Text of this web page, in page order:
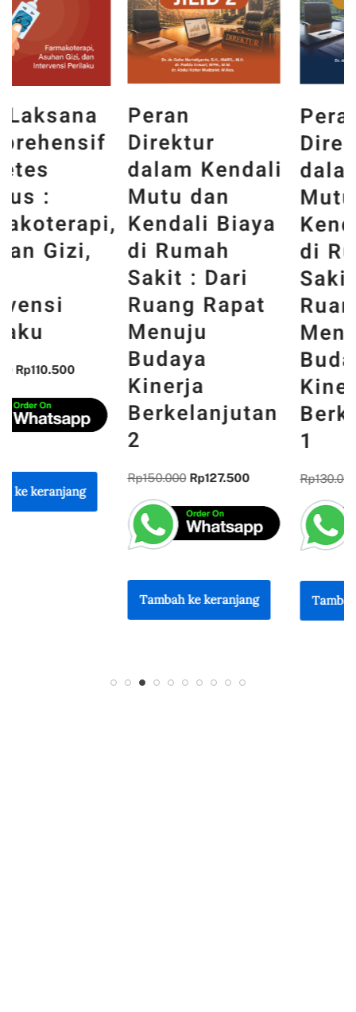
Peran
Direktur
dalam Kendali
Mutu dan
Kendali Biaya
di Rumah
Sakit : Dari
Ruang Rapat
Menuju
Budaya
Kinerja
Berkelanjutan
2
127.500
Tambah ke keranjang
Peran
Direktur
dalam Kendali
Mutu dan
Kendali Biaya
di Rumah
Sakit : Dari
Ruang Rapat
Menuju
Budaya
Kinerja
Berkelanjutan
Rp130.000 Rp 110.500
Tambah ke keranjang